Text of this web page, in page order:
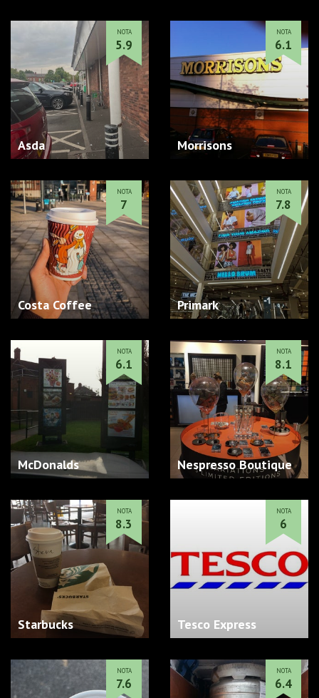
Asda
NOTA
5.9
Morrisons
NOTA
6.1
Costa Coffee
NOTA
7
Primark
NOTA
7.8
McDonalds
NOTA
6.1
Nespresso Boutique
NOTA
8.1
Starbucks
NOTA
8.3
Tesco Express
NOTA
6
NOTA
7.6
NOTA
6.4